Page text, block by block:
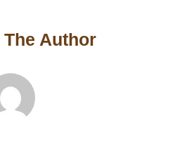
Author